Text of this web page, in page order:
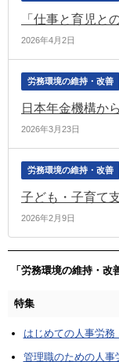
2026年4月2日
労務環境の維持・改善
2026年3月23日
労務環境の維持・改善
2026年2月9日
「労務環境の維持・
特集
はじめての人事労務
管理職のための人事